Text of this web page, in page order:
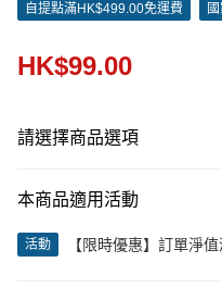
自提點滿HK$499.00免運費
HK$99.00
請選擇商品選項
本商品適用活動
活動
【限時優惠】訂單淨